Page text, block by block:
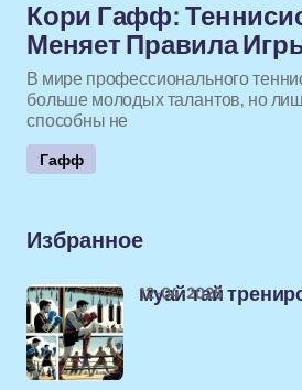
Кори Гафф:
Меняет Правила
В мире профессионального
больше молодых талантов, но
способны не
Гафф
Избранное
муай тай
12-04-2025